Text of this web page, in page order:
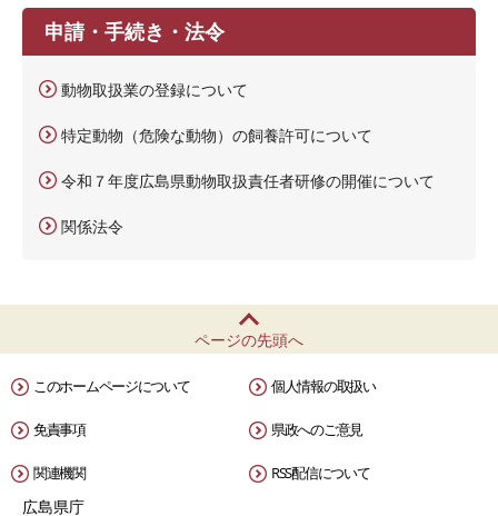
申請・手続き・法令
動物取扱業の登録について
特定動物（危険な動物）の飼養許可について
令和７年度広島県動物取扱責任者研修の開催について
関係法令
ページの先頭へ
このホームページについて 個人情報の取扱い
免責事項 県政へのご意見
関連機関 RSS配信について
広島県庁